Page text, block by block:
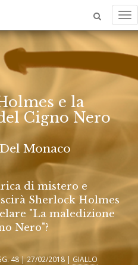
e la
Cigno Nero
Monaco
di mistero e
Sherlock Holmes
"La maledizione
Nero"?
48 | 27/02/2018 | GIALLO